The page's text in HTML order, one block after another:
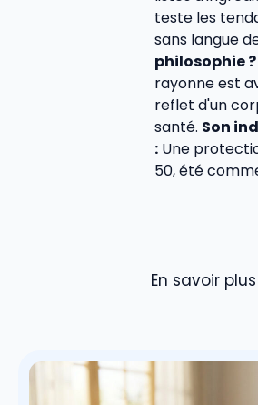
teste les
sans langue
philosophie ?
rayonne est
reflet d'un
santé. Son
: Une
50, été
En savoir plus